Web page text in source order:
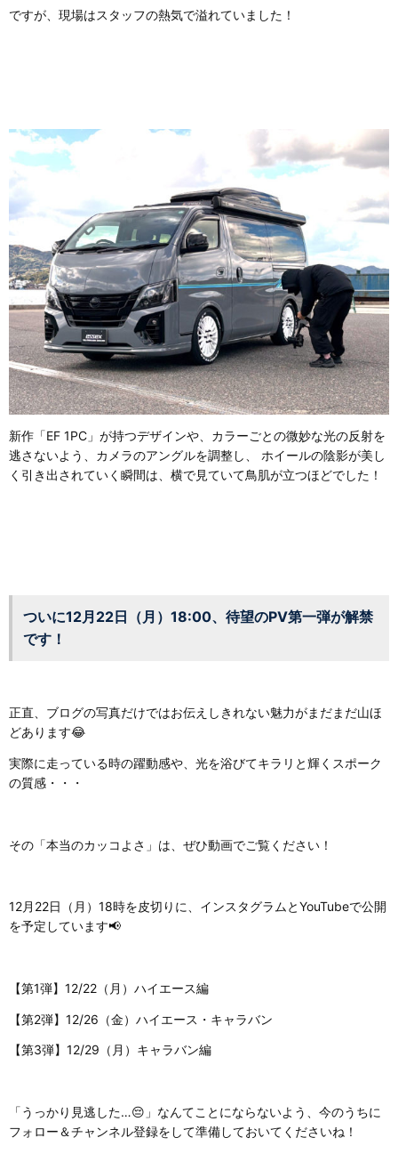
ですが、現場はスタッフの熱気で溢れていました！
新作「EF 1PC」が持つデザインや、カラーごとの微妙な光の反射を
逃さないよう、カメラのアングルを調整し、 ホイールの陰影が美し
く引き出されていく瞬間は、横で見ていて鳥肌が立つほどでした！
ついに12月22日（月）18:00、待望のPV第一弾が解禁
です！
正直、ブログの写真だけではお伝えしきれない魅力がまだまだ山ほ
どあります😂
実際に走っている時の躍動感や、光を浴びてキラリと輝くスポーク
の質感・・・
その「本当のカッコよさ」は、ぜひ動画でご覧ください！
12月22日（月）18時を皮切りに、インスタグラムとYouTubeで公開
を予定しています📢
【第1弾】12/22（月）ハイエース編
【第2弾】12/26（金）ハイエース・キャラバン
【第3弾】12/29（月）キャラバン編
「うっかり見逃した…😔」なんてことにならないよう、今のうちに
フォロー＆チャンネル登録をして準備しておいてくださいね！